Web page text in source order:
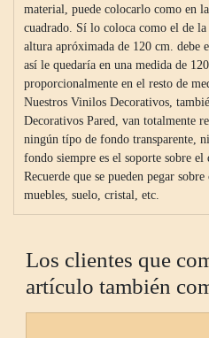
material, puede colocarlo como en
cuadrado. Sí lo coloca como el de
altura apróximada de 120 cm. debe
así le quedaría en una medida de
proporcionalmente en el resto de
Nuestros Vinilos Decorativos,
Decorativos Pared, van totalmente
ningún típo de fondo transparente,
fondo siempre es el soporte sobre el
Recuerde que se pueden pegar
muebles, suelo, cristal, etc.
Los clientes que
artículo también